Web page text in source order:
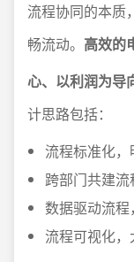
流程协同的本质
畅流动。 高效的
心、以利润为导
计思路包括：
流程标准化
跨部门共建流
数据驱动流
流程可视化